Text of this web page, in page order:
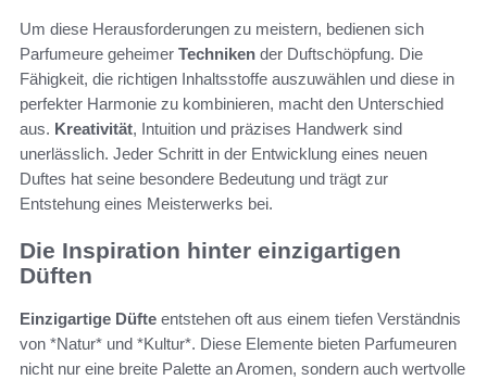
Um diese Herausforderungen zu meistern, bedienen sich
Parfumeure geheimer Techniken der Duftschöpfung. Die
Fähigkeit, die richtigen Inhaltsstoffe auszuwählen und diese in
perfekter Harmonie zu kombinieren, macht den Unterschied
aus. Kreativität, Intuition und präzises Handwerk sind
unerlässlich. Jeder Schritt in der Entwicklung eines neuen
Duftes hat seine besondere Bedeutung und trägt zur
Entstehung eines Meisterwerks bei.
Die Inspiration hinter einzigartigen
Düften
Einzigartige Düfte entstehen oft aus einem tiefen Verständnis
von *Natur* und *Kultur*. Diese Elemente bieten Parfumeuren
nicht nur eine breite Palette an Aromen, sondern auch wertvolle